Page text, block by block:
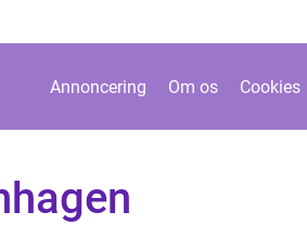
Annoncering Om os Cookies